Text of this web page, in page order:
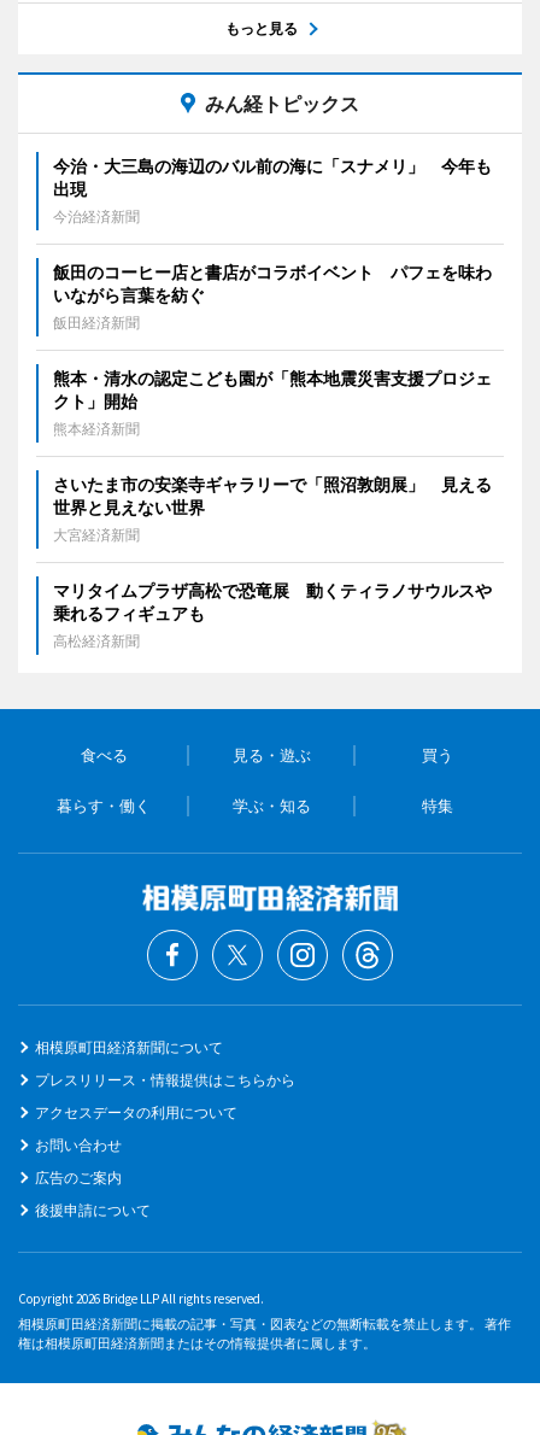
もっと見る
みん経トピックス
今治・大三島の海辺のバル前の海に「スナメリ」 今年も
出現
今治経済新聞
飯田のコーヒー店と書店がコラボイベント パフェを味わ
いながら言葉を紡ぐ
飯田経済新聞
熊本・清水の認定こども園が「熊本地震災害支援プロジェ
クト」開始
熊本経済新聞
さいたま市の安楽寺ギャラリーで「照沼敦朗展」 見える
世界と見えない世界
大宮経済新聞
マリタイムプラザ高松で恐竜展 動くティラノサウルスや
乗れるフィギュアも
高松経済新聞
食べる 見る・遊ぶ 買う
暮らす・働く 学ぶ・知る 特集
相模原町田経済新聞について
プレスリリース・情報提供はこちらから
アクセスデータの利用について
お問い合わせ
広告のご案内
後援申請について
Copyright 2026 Bridge LLP All rights reserved.
相模原町田経済新聞に掲載の記事・写真・図表などの無断転載を禁止します。 著作
権は相模原町田経済新聞またはその情報提供者に属します。